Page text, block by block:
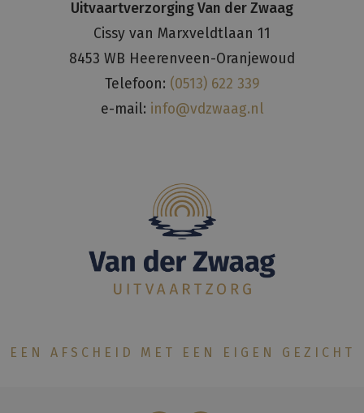
Uitvaartverzorging Van der Zwaag
Cissy van Marxveldtlaan 11
8453 WB Heerenveen-Oranjewoud
Telefoon: (0513) 622 339
e-mail: info@vdzwaag.nl
EEN AFSCHEID MET EEN EIGEN GEZICHT